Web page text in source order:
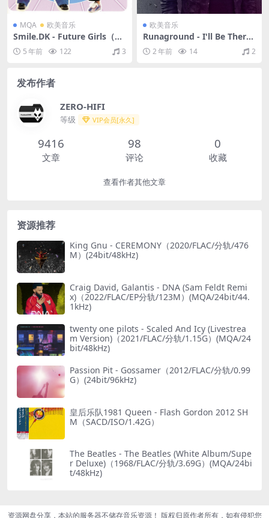
MQA 欧美音乐
Smile.DK - Future Girls（20
01/FLAC/分轨/323M）(MQ
A/16bit/44.1kHz)
5 年前 122 3
欧美音乐
Runaground - I'll Be There
（2017/FLAC/EP分轨/92.5
M）2 年前 14 2
发布作者
ZERO-HIFI
等级 VIP会员[永久]
9416
文章
98
评论
0
收藏
查看作者其他文章
资源推荐
King Gnu - CEREMONY（2020/FLAC/分轨/476
M）(24bit/48kHz)
Craig David, Galantis - DNA (Sam Feldt Remi
x)（2022/FLAC/EP分轨/123M）(MQA/24bit/44.
1kHz)
twenty one pilots - Scaled And Icy (Livestrea
m Version)（2021/FLAC/分轨/1.15G）(MQA/24
bit/48kHz)
Passion Pit - Gossamer（2012/FLAC/分轨/0.99
G）(24bit/96kHz)
皇后乐队1981 Queen - Flash Gordon 2012 SH
M（SACD/ISO/1.42G）
The Beatles - The Beatles (White Album/Supe
r Deluxe)（1968/FLAC/分轨/3.69G）(MQA/24bi
t/48kHz)
资源网盘分享，本站的服务器不储存音乐资源！ 版权归原作者所有，如有侵犯您